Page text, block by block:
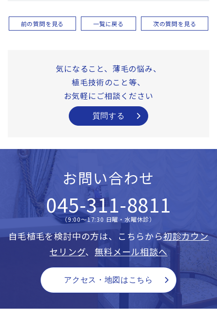
前の質問を見る 一覧に戻る 次の質問を見る
気になること、薄毛の悩み、
植毛技術のこと等、
お気軽にご相談ください
質問する
お問い合わせ
045-311-8811
（9:00〜17:30 日曜・水曜休診）
自毛植毛を検討中の方は、こちらから初診カウン
セリング、 無料メール相談へ
アクセス・地図はこちら